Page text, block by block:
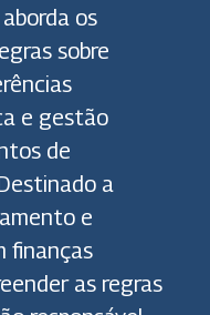
os
sobre
e gestão
de
a
e
finanças
as regras